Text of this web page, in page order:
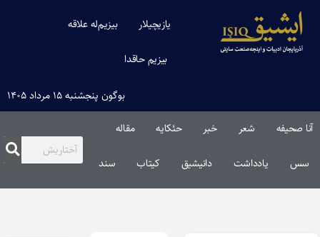
یازیچیلار بیزیم‌له علاقه
بیزیم حاقدا
بوگون پنجشنبه ۱۵ مرداد ۱۴۰۵
آنا صحیفه شعر خبر حئکایه مقاله‌
سس یادداشت دانیشیق کیتاب سند